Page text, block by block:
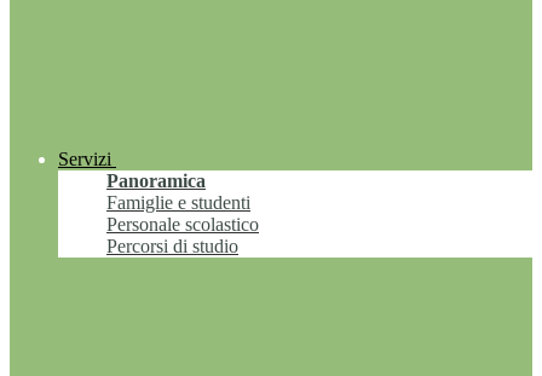
Servizi
Panoramica
Famiglie e studenti
Personale scolastico
Percorsi di studio